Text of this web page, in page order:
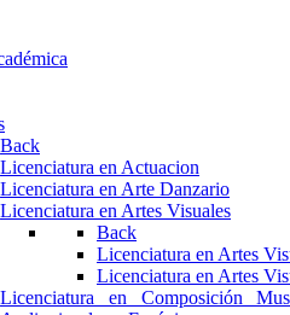
Back
Licenciatura en Actuacion
Licenciatura en Arte Danzario
Licenciatura en Artes Visuales
Back
Licenciatura en Artes
Licenciatura en Artes
Licenciatura en Composición